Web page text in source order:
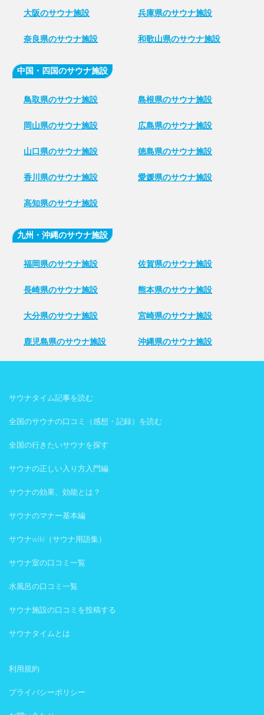
大阪のサウナ施設 兵庫県のサウナ施設
奈良県のサウナ施設 和歌山県のサウナ施設
中国・四国のサウナ施設
鳥取県のサウナ施設 島根県のサウナ施設
岡山県のサウナ施設 広島県のサウナ施設
山口県のサウナ施設 徳島県のサウナ施設
香川県のサウナ施設 愛媛県のサウナ施設
高知県のサウナ施設
九州・沖縄のサウナ施設
福岡県のサウナ施設 佐賀県のサウナ施設
長崎県のサウナ施設 熊本県のサウナ施設
大分県のサウナ施設 宮崎県のサウナ施設
鹿児島県のサウナ施設 沖縄県のサウナ施設
サウナタイム記事を読む
全国のサウナの口コミ（感想・記録）を読む
全国の行きたいサウナを探す
サウナの正しい入り方入門編
サウナの効果、効能とは？
サウナのマナー基本編
サウナwiki（サウナ用語集）
サウナ室の口コミ一覧
水風呂の口コミ一覧
サウナ施設の口コミを投稿する
サウナタイムとは
利用規約
プライバシーポリシー